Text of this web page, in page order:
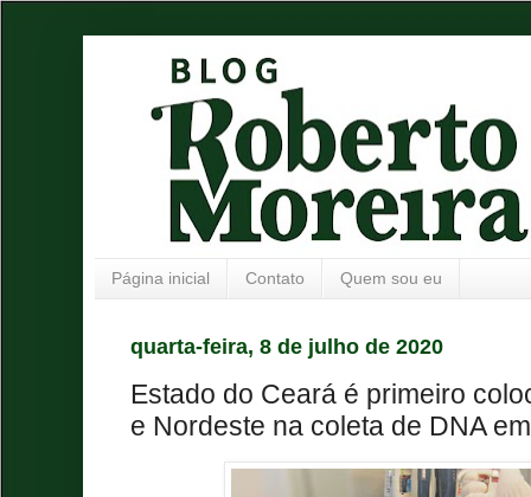
Página inicial Contato Quem sou eu
quarta-feira, 8 de julho de 2020
Estado do Ceará é primeiro
e Nordeste na coleta de DNA